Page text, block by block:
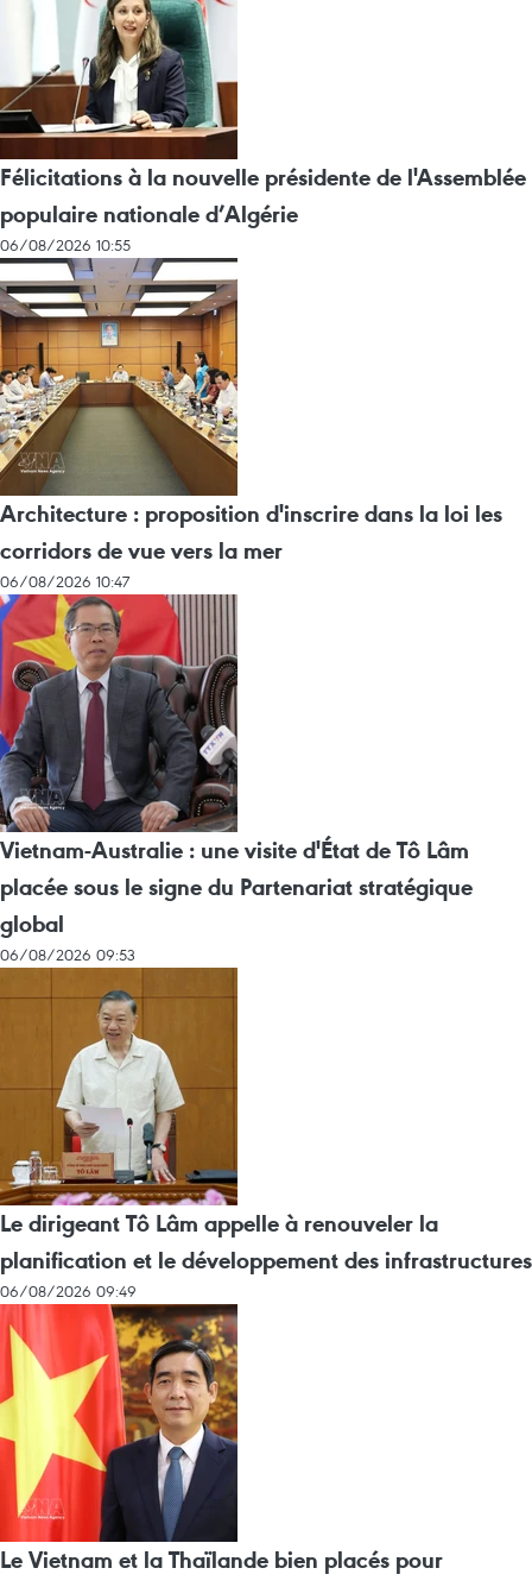
Félicitations à la nouvelle présidente de l'Assemblée
populaire nationale d’Algérie
06/08/2026 10:55
Architecture : proposition d'inscrire dans la loi les
corridors de vue vers la mer
06/08/2026 10:47
Vietnam-Australie : une visite d'État de Tô Lâm
placée sous le signe du Partenariat stratégique
global
06/08/2026 09:53
Le dirigeant Tô Lâm appelle à renouveler la
planification et le développement des infrastructures
06/08/2026 09:49
Le Vietnam et la Thaïlande bien placés pour